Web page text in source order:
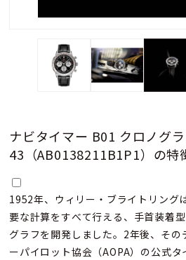
ナビタイマー B01 クロノグ
43（AB0138211B1P1）の特
1952年、ウィリー・ブライトリング
要な計算をすべて行える、手首装着
グラフを開発しました。2年後、その
ーパイロット協会（AOPA）の公式